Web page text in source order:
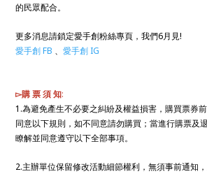
的民眾配合。
更多消息請鎖定愛手創粉絲專頁，我們6月見!
愛手創 FB 、愛手創 IG
▻購 票 須 知:
1.為避免產生不必要之糾紛及權益損害，購買票券
同意以下規則，如不同意請勿購買；當進行購票及
瞭解並同意遵守以下全部事項。
2.主辦單位保留修改活動細節權利，無須事前通知